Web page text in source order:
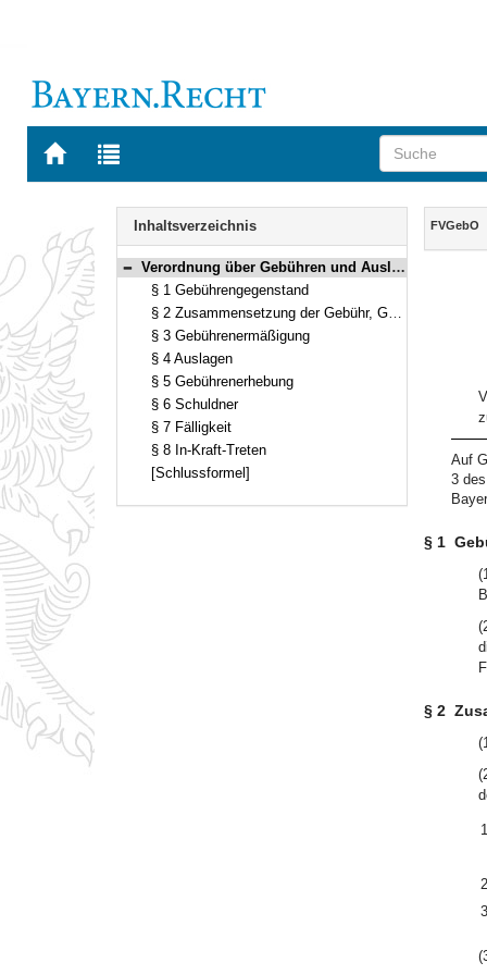
Zur
BAYERN.RECHT
Zur
letzten
Navigation
Inhaltsverzeichnis
Bereich reduzieren
Verordnung über Gebühren und Auslagen für die Verwahrung von Fahrzeugen durch die Polizei (Gebührenordnung zur Fahrzeugverwahrung – FVGebO) Vom 15. Januar 2002 (GVBl. S. 27) BayRS 2013-2-2-I (§§ 1–8)
§ 1 Gebührengegenstand
§ 2 Zusammensetzung der Gebühr, Gebührenhöhe
§ 3 Gebührenermäßigung
§ 4 Auslagen
§ 5 Gebührenerhebung
§ 6 Schuldner
§ 7 Fälligkeit
§ 8 In-Kraft-Treten
[Schlussformel]
Inhalt
FVGebO
Auf
3
§ 1
§ 2